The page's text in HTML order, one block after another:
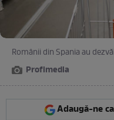
Românii din Spania au
Profimedia
Adaugă-ne